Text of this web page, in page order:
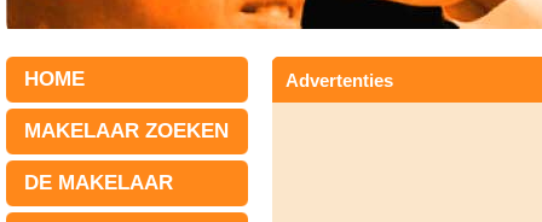
HOME
MAKELAAR ZOEKEN
DE MAKELAAR
Advertenties